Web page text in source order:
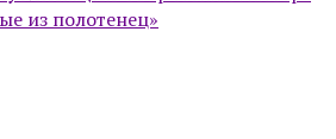
из полотенец»